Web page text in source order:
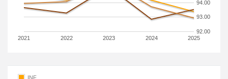
2021 2022 2023 2024 2025
92.00
93.00
94.00
INF